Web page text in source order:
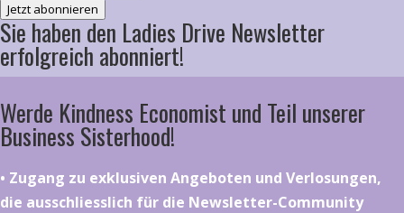
Jetzt abonnieren
Sie haben den Ladies Drive Newsletter
erfolgreich abonniert!
Werde Kindness Economist und Teil unserer
Business Sisterhood!
•⁠ ⁠⁠Zugang zu exklusiven Angeboten und Verlosungen,
die ausschliesslich für die Newsletter-Community